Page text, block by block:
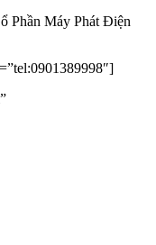
Phần Máy Phát Điện